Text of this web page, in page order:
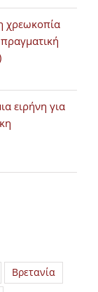
χρεωκοπία
ειρήνη για
Βρετανία